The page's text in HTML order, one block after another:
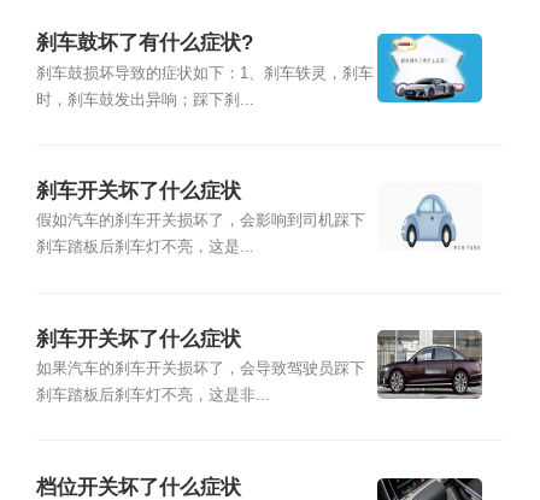
刹车鼓坏了有什么症状?
刹车鼓损坏导致的症状如下：1、刹车轶灵，刹车
时，刹车鼓发出异响；踩下刹...
刹车开关坏了什么症状
假如汽车的刹车开关损坏了，会影响到司机踩下
刹车踏板后刹车灯不亮，这是...
刹车开关坏了什么症状
如果汽车的刹车开关损坏了，会导致驾驶员踩下
刹车踏板后刹车灯不亮，这是非...
档位开关坏了什么症状